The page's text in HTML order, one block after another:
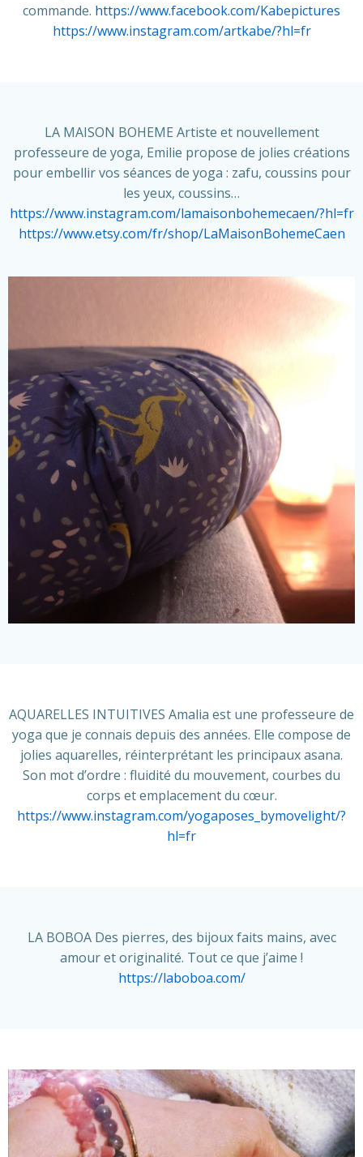
commande. https://www.facebook.com/Kabepictures
https://www.instagram.com/artkabe/?hl=fr
LA MAISON BOHEME Artiste et nouvellement
professeure de yoga, Emilie propose de jolies créations
pour embellir vos séances de yoga : zafu, coussins pour
les yeux, coussins…
https://www.instagram.com/lamaisonbohemecaen/?hl=fr
https://www.etsy.com/fr/shop/LaMaisonBohemeCaen
AQUARELLES INTUITIVES Amalia est une professeure de
yoga que je connais depuis des années. Elle compose de
jolies aquarelles, réinterprétant les principaux asana.
Son mot d’ordre : fluidité du mouvement, courbes du
corps et emplacement du cœur.
https://www.instagram.com/yogaposes_bymovelight/?
hl=fr
LA BOBOA Des pierres, des bijoux faits mains, avec
amour et originalité. Tout ce que j’aime !
https://laboboa.com/